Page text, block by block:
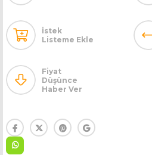
İstek
Listeme Ekle
Fiyat
Düşünce
Haber Ver